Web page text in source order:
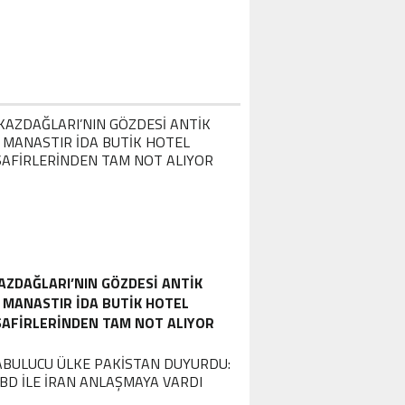
GÖZDESI ANTIK
MANASTIR İDA BUTIK HOTEL
TAM NOT ALIYOR